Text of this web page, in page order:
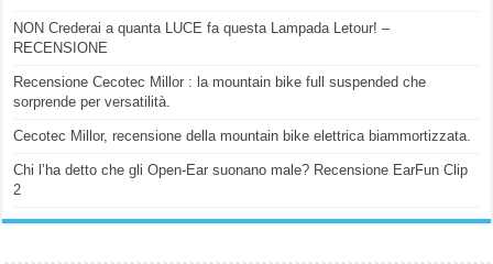
NON Crederai a quanta LUCE fa questa Lampada Letour! –
RECENSIONE
Recensione Cecotec Millor : la mountain bike full suspended che
sorprende per versatilità.
Cecotec Millor, recensione della mountain bike elettrica biammortizzata.
Chi l’ha detto che gli Open-Ear suonano male? Recensione EarFun Clip
2